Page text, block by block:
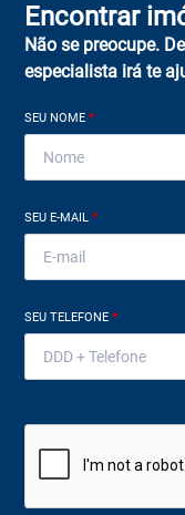
Encontrar
Não se preocupe.
especialista irá te
SEU NOME*
SEU E-MAIL*
SEU TELEFONE*